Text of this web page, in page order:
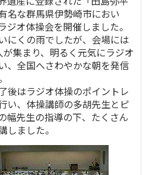
名な群馬県伊勢崎市におい
ジオ体操会を開催しました。
にくの雨でしたが、会場には
集まり、明るく元気にラジオ
、全国へさわやかな朝を発信
後はラジオ体操のポイントレ
い、体操講師の多胡先生とピ
幅先生の指導の下、たくさん
しました。